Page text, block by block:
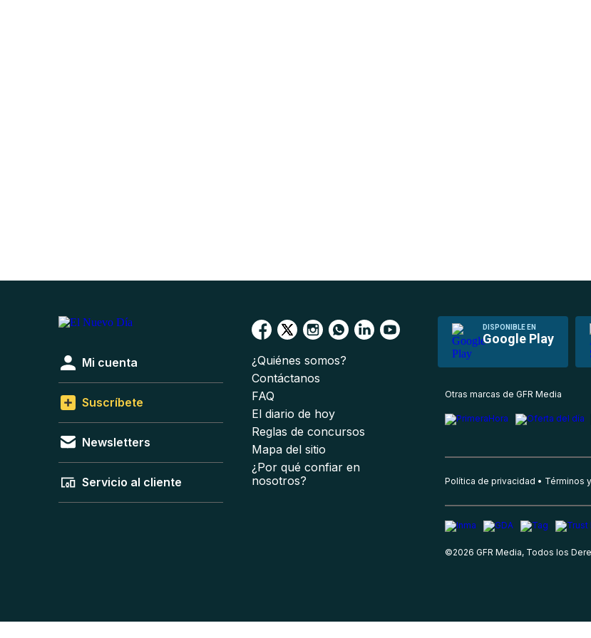
DISPONIBLE EN
Google Play
Mi cuenta
Suscríbete
Newsletters
Servicio al cliente
¿Quiénes somos?
Contáctanos
FAQ
El diario de hoy
Reglas de concursos
Mapa del sitio
¿Por qué confiar en
nosotros?
Otras marcas de GFR Media
Política de privacidad Términos
©2026 GFR Media, Todos los